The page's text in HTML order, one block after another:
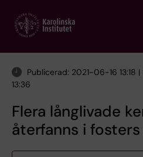
main
Publicerad: 2021-06-16 13:18
13:36
Flera långlivade
återfanns i